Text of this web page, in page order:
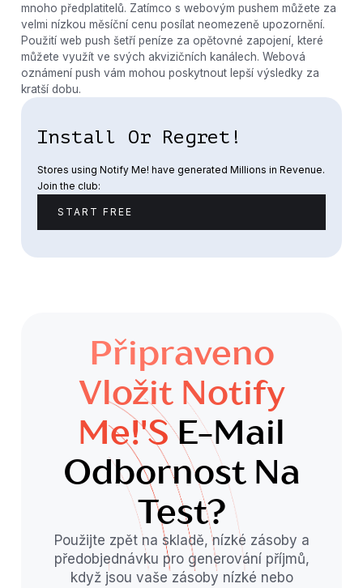
mnoho předplatitelů. Zatímco s webovým pushem můžete za
velmi nízkou měsíční cenu posílat neomezeně upozornění.
Použití web push šetří peníze za opětovné zapojení, které
můžete využít ve svých akvizičních kanálech. Webová
oznámení push vám mohou poskytnout lepší výsledky za
kratší dobu.
Install Or Regret!
Stores using Notify Me! have generated Millions in Revenue.
Join the club:
START FREE
Připraveno
Vložit Notify
Me!'sE-Mail
Odbornost Na
Test?
Použijte zpět na skladě, nízké zásoby a
předobjednávku pro generování příjmů,
když jsou vaše zásoby nízké nebo